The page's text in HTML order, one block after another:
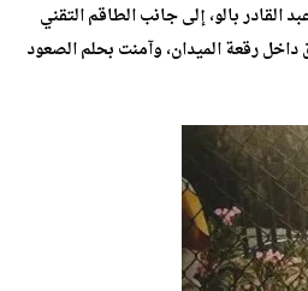
القادر بالو، إلى جانب الطاقم التقني
رقعة الميدان، وآمنت بحلم الصعود